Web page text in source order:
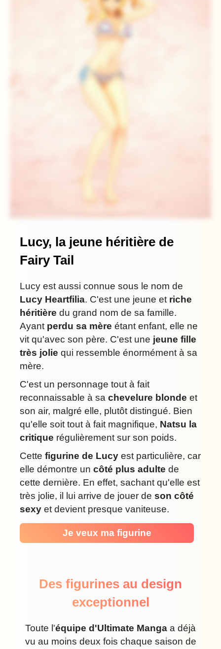
Lucy, la jeune héritière de
Fairy Tail
Lucy est aussi connue sous le nom de
Lucy Heartfilia. C'est une jeune et riche
héritière du grand nom de sa famille.
Ayant perdu sa mère étant enfant, elle ne
vit qu'avec son père. C'est une jeune fille
très jolie qui ressemble énormément à sa
mère.
C'est un personnage tout à fait
reconnaissable à sa chevelure blonde et
son air, malgré elle, plutôt distingué. Bien
qu'elle soit tout à fait magnifique, Natsu la
critique régulièrement sur son poids.
Cette figurine de Lucy est particulière, car
elle démontre un côté plus adulte de
cette dernière. En effet, sachant qu'elle est
très jolie, il lui arrive de jouer de son côté
sexy et devient presque vaniteuse.
Je veux ma figurine
Des figurines au design
exceptionnel
Toute l'équipe d'Ultimate Manga a déjà
vu au moins deux fois chaque saison de